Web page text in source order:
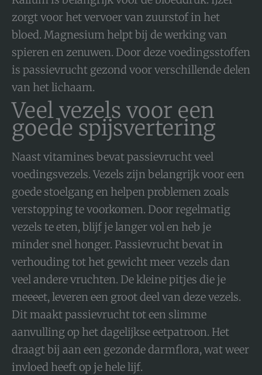
zorgt voor het vervoer van zuurstof in het
bloed. Magnesium helpt bij de werking van
spieren en zenuwen. Door deze voedingsstoffen
is passievrucht gezond voor verschillende delen
van het lichaam.
Veel vezels voor een
goede spijsvertering
Naast vitamines bevat passievrucht veel
voedingsvezels. Vezels zijn belangrijk voor een
goede stoelgang en helpen problemen zoals
verstopping te voorkomen. Door regelmatig
vezels te eten, blijf je langer vol en heb je
minder snel honger. Passievrucht bevat in
verhouding tot het gewicht meer vezels dan
veel andere vruchten. De kleine pitjes die je
meeeet, leveren een groot deel van deze vezels.
Dit maakt passievrucht tot een slimme
aanvulling op het dagelijkse eetpatroon. Het
draagt bij aan een gezonde darmflora, wat weer
invloed heeft op je hele lijf.